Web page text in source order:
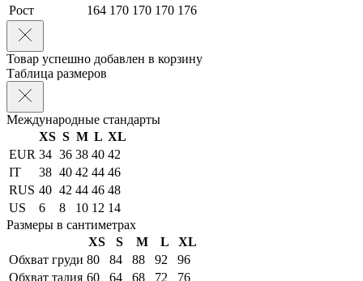
Рост
164 170 170 170 176
Товар успешно добавлен в корзину
Таблица размеров
Международные стандарты
XS S M L XL
EUR 34 36 38 40 42
IT
38 40 42 44 46
RUS 40 42 44 46 48
US
6 8 10 12 14
Размеры в сантиметрах
XS
S M L
XL
Обхват груди 80 84 88 92
96
Обхват талия 60 64 68 72 76